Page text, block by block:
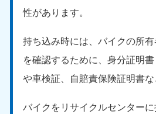
性があります。
持ち込み時には、バイクの所
を確認するために、身分証明書
や車検証、自賠責保険証明書な
バイクをリサイクルセンター